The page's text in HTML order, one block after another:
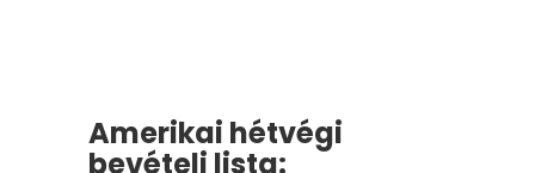
Amerikai hétvégi
bevételi lista: